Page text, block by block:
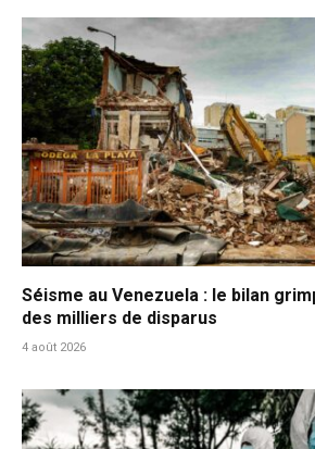
Séisme au Venezuela : le bilan
des milliers de disparus
4 août 2026